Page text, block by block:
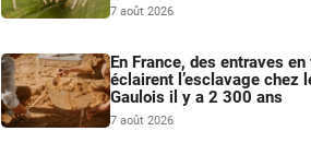
7 août 2026
En France, des entraves en
éclairent l’esclavage chez
Gaulois il y a 2 300 ans
7 août 2026